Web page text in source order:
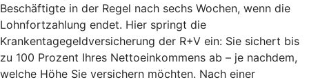
Beschäftigte in der Regel nach sechs Wochen, wenn die
Lohnfortzahlung endet. Hier springt die
Krankentagegeldversicherung der R+V ein: Sie sichert bis
zu 100 Prozent Ihres Nettoeinkommens ab – je nachdem,
welche Höhe Sie versichern möchten. Nach einer